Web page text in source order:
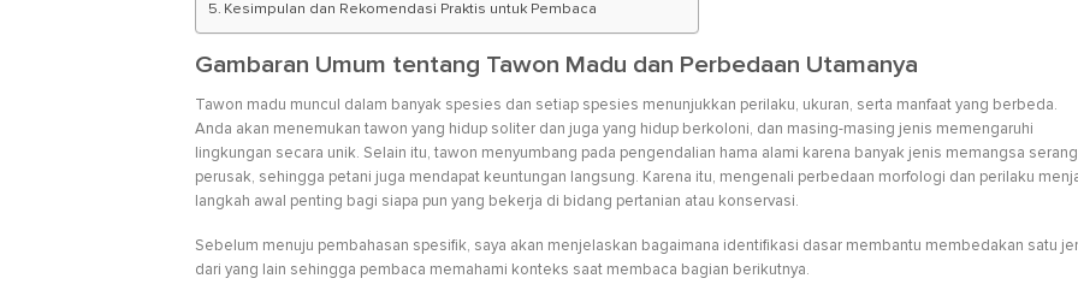
Kesimpulan dan Rekomendasi Praktis untuk Pembaca
Gambaran Umum tentang Tawon Madu dan Perbedaan Utamanya
Tawon madu muncul dalam banyak spesies dan setiap spesies menunjukkan perilaku, ukuran, serta manfaat yang berbeda.
Anda akan menemukan tawon yang hidup soliter dan juga yang hidup berkoloni, dan masing-masing jenis memengaruhi
lingkungan secara unik. Selain itu, tawon menyumbang pada pengendalian hama alami karena banyak jenis memangsa
perusak, sehingga petani juga mendapat keuntungan langsung. Karena itu, mengenali perbedaan morfologi dan perilaku
langkah awal penting bagi siapa pun yang bekerja di bidang pertanian atau konservasi.
Sebelum menuju pembahasan spesifik, saya akan menjelaskan bagaimana identifikasi dasar membantu membedakan satu
dari yang lain sehingga pembaca memahami konteks saat membaca bagian berikutnya.